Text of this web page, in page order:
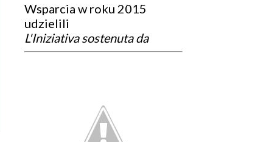
Wsparcia w roku 2015
udzielili
L'Iniziativa sostenuta da